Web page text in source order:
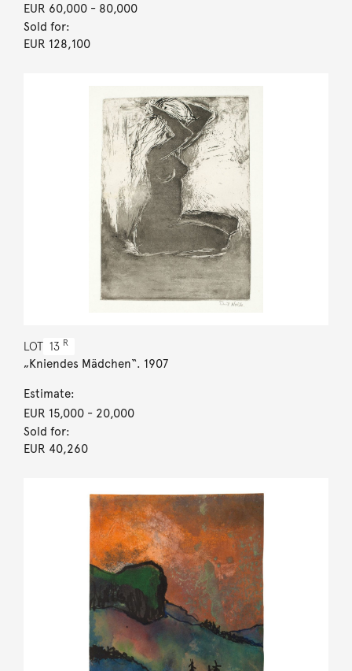
EUR 60,000- 80,000
Sold for:
EUR 128,100
LOT 13 R
„Kniendes Mädchen“. 1907
Estimate:
EUR 15,000- 20,000
Sold for:
EUR 40,260